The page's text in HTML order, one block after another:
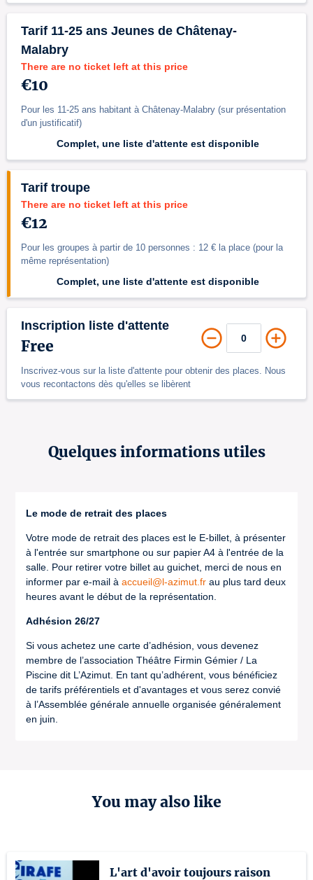
Tarif 11-25 ans Jeunes de Châtenay-
Malabry
There are no ticket left at this price
€10
Pour les 11-25 ans habitant à Châtenay-Malabry (sur présentation
d'un justificatif)
Complet, une liste d'attente est disponible
Tarif troupe
There are no ticket left at this price
€12
Pour les groupes à partir de 10 personnes : 12 € la place (pour la
même représentation)
Complet, une liste d'attente est disponible
Inscription liste d'attente
Free
Inscrivez-vous sur la liste d'attente pour obtenir des places. Nous
vous recontactons dès qu'elles se libèrent
You may also like
L'art d'avoir toujours raison
Quelques informations utiles
Le mode de retrait des places
Votre mode de retrait des places est le E-billet, à présenter
à l'entrée sur smartphone ou sur papier A4 à l'entrée de la
salle. Pour retirer votre billet au guichet, merci de nous en
informer par e-mail à accueil@l-azimut.fr au plus tard deux
heures avant le début de la représentation.
Adhésion 26/27
Si vous achetez une carte d’adhésion, vous devenez
membre de l’association Théâtre Firmin Gémier / La
Piscine dit L’Azimut. En tant qu’adhérent, vous bénéficiez
de tarifs préférentiels et d'avantages et vous serez convié
à l’Assemblée générale annuelle organisée généralement
en juin.